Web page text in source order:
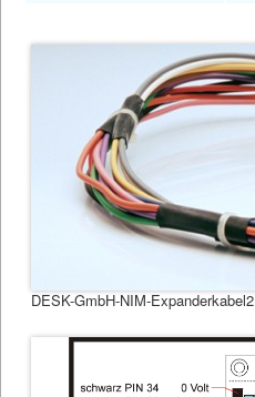
DESK-GmbH-NIM-Expanderkabel2